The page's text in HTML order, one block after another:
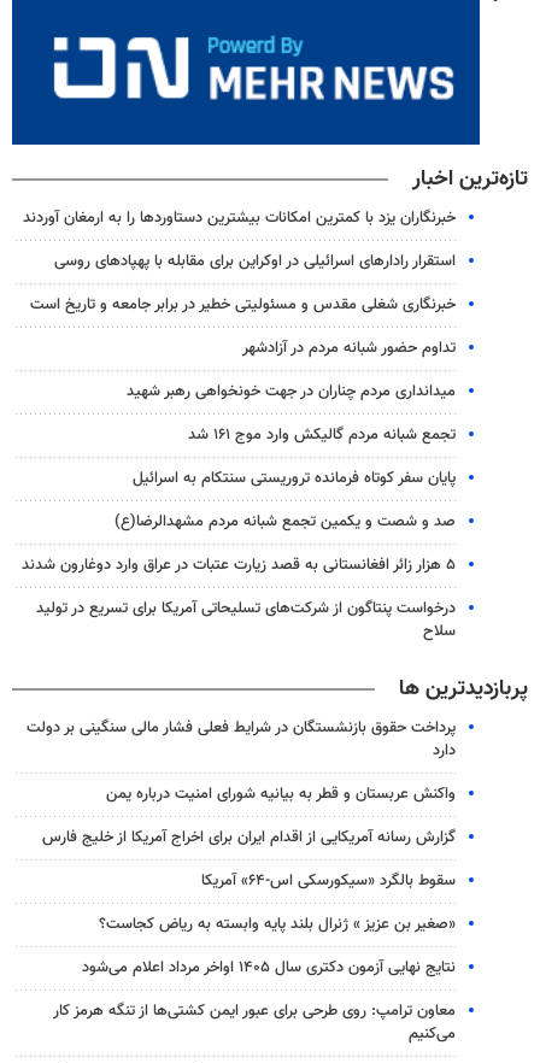
تازه‌ترین اخبار
خبرنگاران یزد با کمترین امکانات بیشترین دستاوردها را به ارمغان آوردند
استقرار رادارهای اسرائیلی در اوکراین برای مقابله با پهپادهای روسی
خبرنگاری شغلی مقدس و مسئولیتی خطیر در برابر جامعه و تاریخ است
تداوم حضور شبانه مردم در آزادشهر
میدانداری مردم چناران در جهت خونخواهی رهبر شهید
تجمع شبانه مردم گالیکش وارد موج ۱۶۱ شد
پایان سفر کوتاه فرمانده تروریستی سنتکام به اسرائیل
صد و شصت و یکمین تجمع شبانه مردم مشهدالرضا(ع)
۵ هزار زائر افغانستانی به قصد زیارت عتبات در عراق وارد دوغارون شدند
درخواست پنتاگون از شرکت‌های تسلیحاتی آمریکا برای تسریع در تولید
سلاح
پربازدیدترین ها
پرداخت حقوق بازنشستگان در شرایط فعلی فشار مالی سنگینی بر دولت
دارد
واکنش عربستان و قطر به بیانیه شورای امنیت درباره یمن
گزارش رسانه آمریکایی از اقدام ایران برای اخراج آمریکا از خلیج فارس
سقوط بالگرد «سیکورسکی اس-۶۴» آمریکا
«صغیر بن عزیز » ژنرال بلند پایه وابسته به ریاض کجاست؟
نتایج نهایی آزمون دکتری سال ۱۴۰۵ اواخر مرداد اعلام می‌شود
معاون ترامپ: روی طرحی برای عبور ایمن کشتی‌ها از تنگه هرمز کار
می‌کنیم